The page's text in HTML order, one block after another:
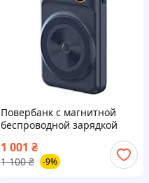
Повербанк с магнитной
беспроводной зарядкой
Powerbank Remax RPP-527
10000 mAh
1 001 ₴
1 100 ₴ -9%